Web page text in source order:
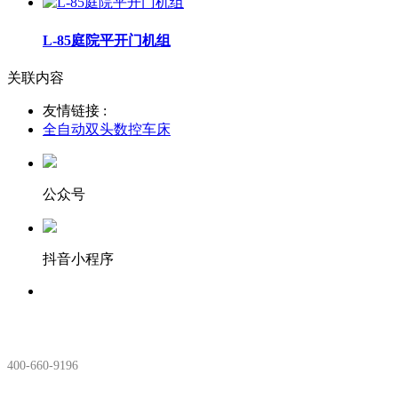
L-85庭院平开门机组
关联内容
友情链接 :
全自动双头数控车床
公众号
抖音小程序
400-660-9196